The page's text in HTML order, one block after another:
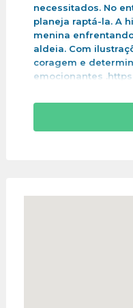
necessitados. No
planeja raptá-la. A
menina
aldeia. Com
coragem e
emocionantes